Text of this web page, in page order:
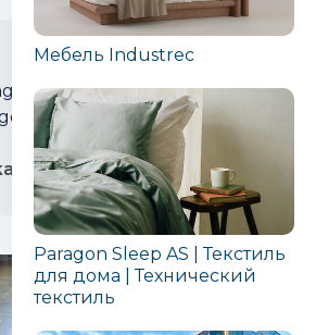
tee 44 tuba 28 II korrus
Мебель Industrec
Paragon Sleep AS | Текстиль
для дома | Технический
текстиль